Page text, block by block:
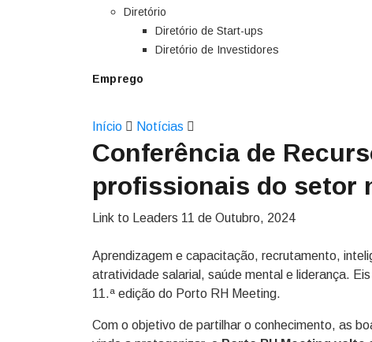
Diretório
Diretório de Start-ups
Diretório de Investidores
Emprego
Início Notícias
Conferência de
profissionais do setor
Link to Leaders 11 de Outubro, 2024
Aprendizagem e capacitação, recrutamento,
atratividade salarial, saúde mental e liderança.
11.ª edição do Porto RH Meeting.
Com o objetivo de partilhar o conhecimento, as